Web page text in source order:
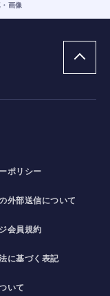
画像
ポリシー
外部送信について
会員規約
に基づく表記
いて